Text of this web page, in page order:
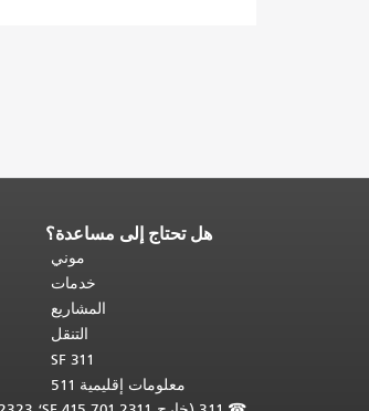
هل تحتاج إلى مساعدة؟
موني
خدمات
المشاريع
التنقل
SF 311
معلومات إقليمية 511